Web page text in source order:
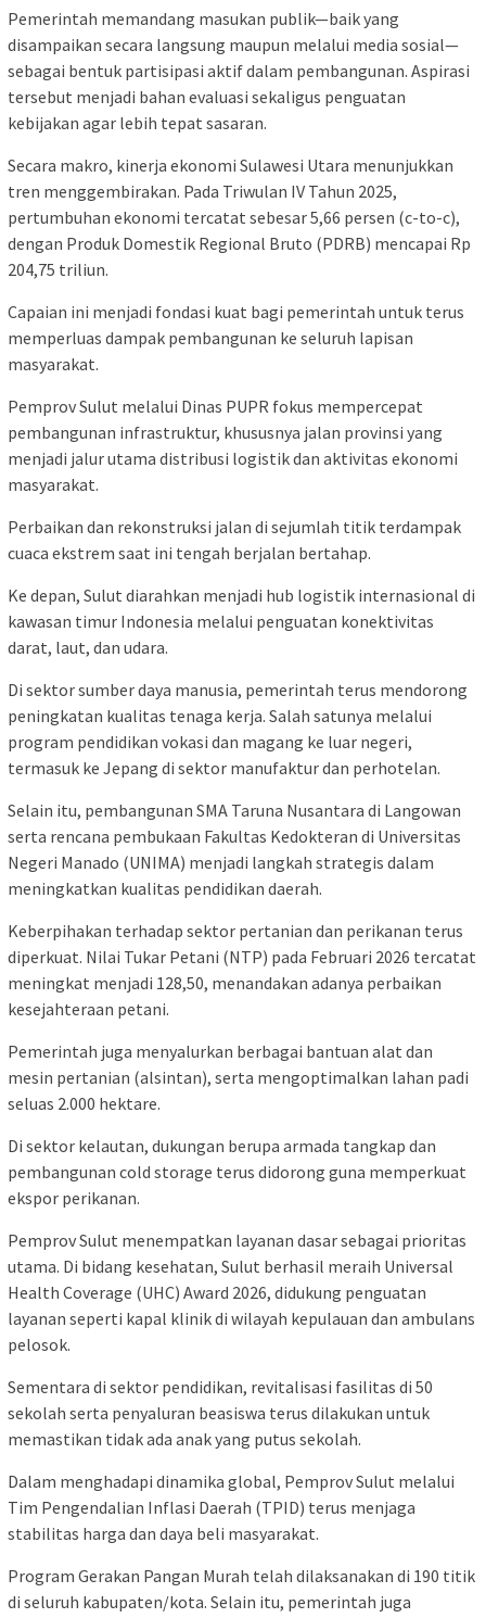
Pemerintah memandang masukan publik—baik yang
disampaikan secara langsung maupun melalui media sosial—
sebagai bentuk partisipasi aktif dalam pembangunan. Aspirasi
tersebut menjadi bahan evaluasi sekaligus penguatan
kebijakan agar lebih tepat sasaran.
Secara makro, kinerja ekonomi Sulawesi Utara menunjukkan
tren menggembirakan. Pada Triwulan IV Tahun 2025,
pertumbuhan ekonomi tercatat sebesar 5,66 persen (c-to-c),
dengan Produk Domestik Regional Bruto (PDRB) mencapai Rp
204,75 triliun.
Capaian ini menjadi fondasi kuat bagi pemerintah untuk terus
memperluas dampak pembangunan ke seluruh lapisan
masyarakat.
Pemprov Sulut melalui Dinas PUPR fokus mempercepat
pembangunan infrastruktur, khususnya jalan provinsi yang
menjadi jalur utama distribusi logistik dan aktivitas ekonomi
masyarakat.
Perbaikan dan rekonstruksi jalan di sejumlah titik terdampak
cuaca ekstrem saat ini tengah berjalan bertahap.
Ke depan, Sulut diarahkan menjadi hub logistik internasional di
kawasan timur Indonesia melalui penguatan konektivitas
darat, laut, dan udara.
Di sektor sumber daya manusia, pemerintah terus mendorong
peningkatan kualitas tenaga kerja. Salah satunya melalui
program pendidikan vokasi dan magang ke luar negeri,
termasuk ke Jepang di sektor manufaktur dan perhotelan.
Selain itu, pembangunan SMA Taruna Nusantara di Langowan
serta rencana pembukaan Fakultas Kedokteran di Universitas
Negeri Manado (UNIMA) menjadi langkah strategis dalam
meningkatkan kualitas pendidikan daerah.
Keberpihakan terhadap sektor pertanian dan perikanan terus
diperkuat. Nilai Tukar Petani (NTP) pada Februari 2026 tercatat
meningkat menjadi 128,50, menandakan adanya perbaikan
kesejahteraan petani.
Pemerintah juga menyalurkan berbagai bantuan alat dan
mesin pertanian (alsintan), serta mengoptimalkan lahan padi
seluas 2.000 hektare.
Di sektor kelautan, dukungan berupa armada tangkap dan
pembangunan cold storage terus didorong guna memperkuat
ekspor perikanan.
Pemprov Sulut menempatkan layanan dasar sebagai prioritas
utama. Di bidang kesehatan, Sulut berhasil meraih Universal
Health Coverage (UHC) Award 2026, didukung penguatan
layanan seperti kapal klinik di wilayah kepulauan dan ambulans
pelosok.
Sementara di sektor pendidikan, revitalisasi fasilitas di 50
sekolah serta penyaluran beasiswa terus dilakukan untuk
memastikan tidak ada anak yang putus sekolah.
Dalam menghadapi dinamika global, Pemprov Sulut melalui
Tim Pengendalian Inflasi Daerah (TPID) terus menjaga
stabilitas harga dan daya beli masyarakat.
Program Gerakan Pangan Murah telah dilaksanakan di 190 titik
di seluruh kabupaten/kota. Selain itu, pemerintah juga